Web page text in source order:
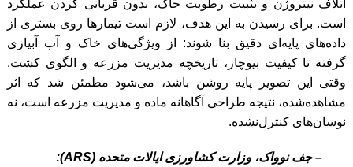
اتلاف نیتروژن و تثبیت رطوبت خاک، بدون قربانی کردن عملکرد
است. برای رسیدن به این هدف، لازم است تیمارها روی بستری از
داده‌های پایه‌ای دقیق بنا شوند: از ویژگی‌های خاک و آب آبیاری
گرفته تا کیفیت بیوچار، تاریخچه مدیریت مزرعه و الگوی کشت.
وقتی این تصویر پایه روشن باشد، می‌شود مطمئن شد که اثر
مشاهده‌شده، نتیجه طراحی آگاهانه ماده و مدیریت مزرعه است، نه
نوسان‌های کنترل‌نشده.
– جف نوواک، وزارت کشاورزی ایالات متحده (ARS):